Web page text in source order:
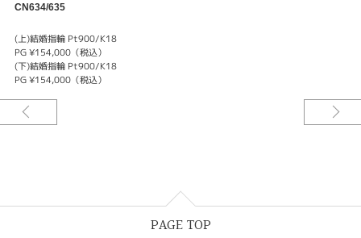
CN634/635
(上)結婚指輪 Pt900/K18
PG ¥154,000（税込）
(下)結婚指輪 Pt900/K18
PG ¥154,000（税込）
PAGE TOP